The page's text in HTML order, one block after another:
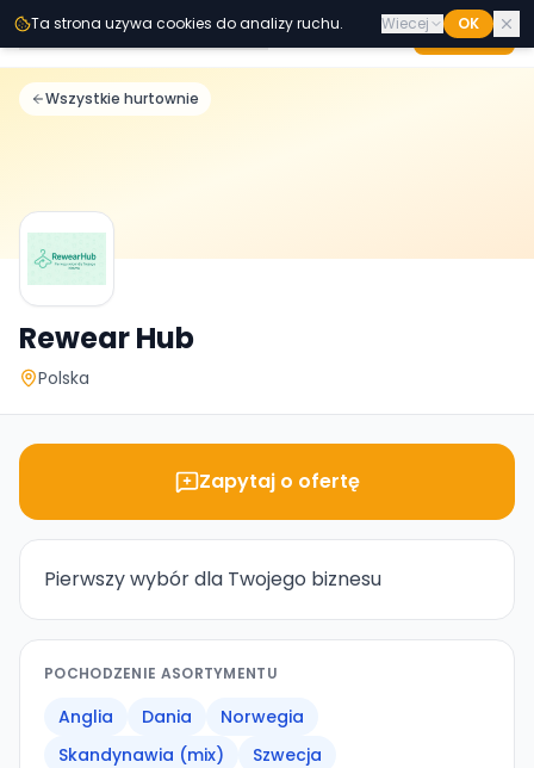
Przejdz do tresci
SecondHandy Hurt B2B Dodaj
Wszystkie hurtownie
Rewear Hub
Polska
Zapytaj o ofertę
Pierwszy wybór dla Twojego biznesu
POCHODZENIE ASORTYMENTU
Anglia Dania
Norwegia
Skandynawia (mix)
Szwecja
Ta strona uzywa cookies do analizy ruchu. Wiecej OK